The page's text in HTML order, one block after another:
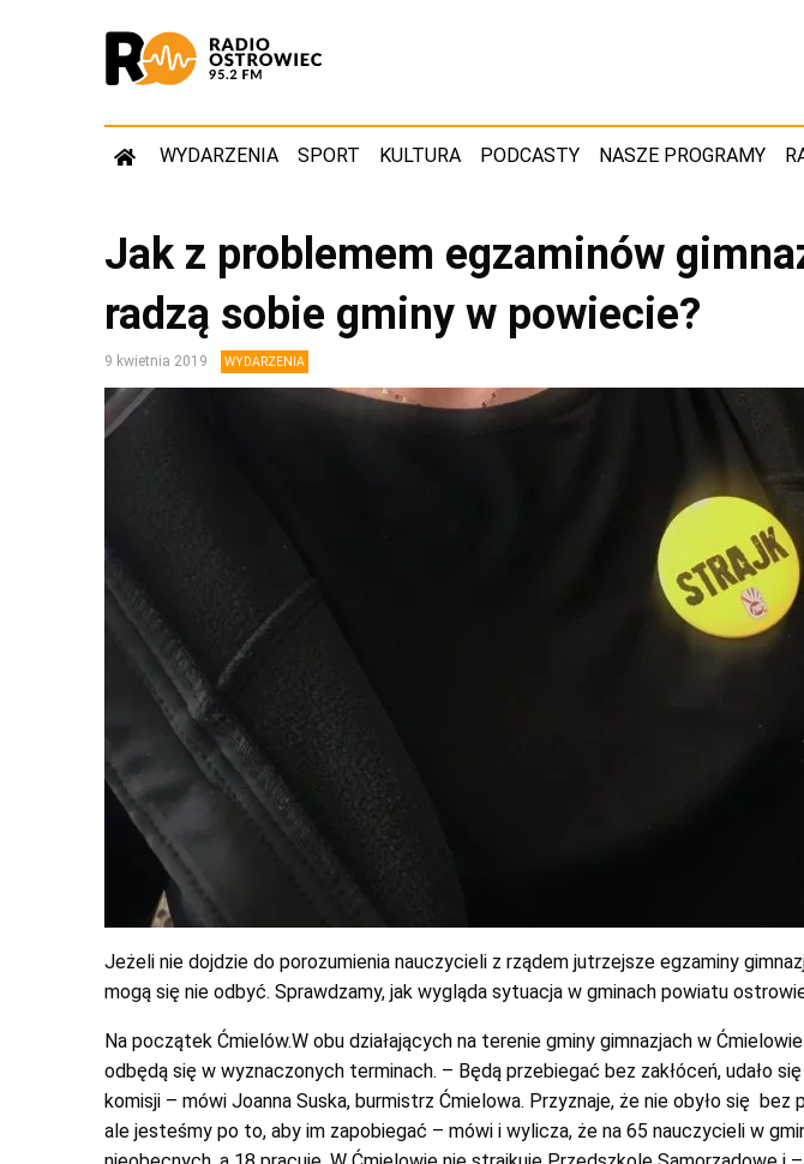
WYDARZENIA SPORT KULTURA PODCASTY NASZE PROGRAMY
Jak z problemem egzaminów
radzą sobie gminy w powiecie?
9 kwietnia 2019 WYDARZENIA
Jeżeli nie dojdzie do porozumienia nauczycieli z rządem jutrzejsze egzaminy
mogą się nie odbyć. Sprawdzamy, jak wygląda sytuacja w gminach powiatu
Na początek Ćmielów.W obu działających na terenie gminy gimnazjach w
odbędą się w wyznaczonych terminach. – Będą przebiegać bez zakłóceń, udało
komisji – mówi Joanna Suska, burmistrz Ćmielowa. Przyznaje, że nie obyło się bez
ale jesteśmy po to, aby im zapobiegać – mówi i wylicza, że na 65 nauczycieli w